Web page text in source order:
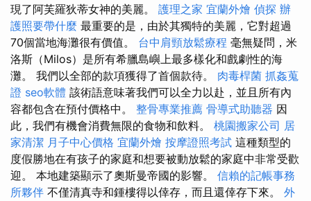
現了阿芙羅狄蒂女神的美麗。 護理之家 宜蘭外燴 偵探 辦
護照要帶什麼 最重要的是，由於其獨特的美麗，它對超過
70個當地海灘很有價值。 台中肩頸放鬆療程 毫無疑問，米
洛斯（Milos）是所有希臘島嶼上最多樣化和戲劇性的海
灘。 我們以全部的款項獲得了首個款待。 肉毒桿菌 抓姦蒐
證 seo軟體 該術語意味著我們可以全力以赴，並且所有內
容都包含在預付價格中。 整骨專業推薦 骨導式助聽器 因
此，我們有機會消費無限的食物和飲料。 桃園搬家公司 居
家清潔 月子中心價格 宜蘭外燴 按摩證照考試 這種類型的
度假勝地在有孩子的家庭和想要被動放鬆的家庭中非常受歡
迎。 本地建築顯示了奧斯曼帝國的影響。 信賴的記帳事務
所夥伴 不僅清真寺和鍾樓得以倖存，而且還倖存下來。 外